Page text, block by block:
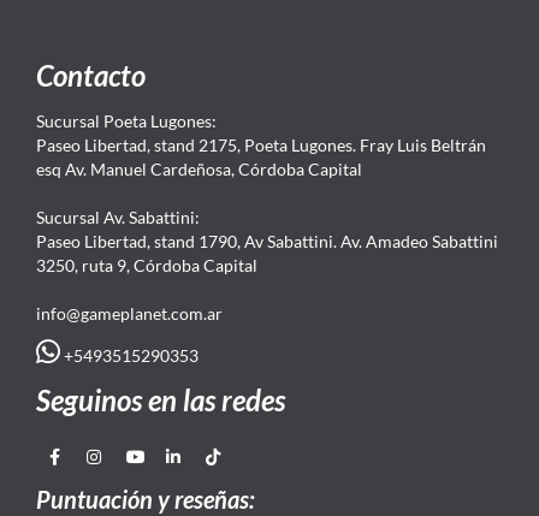
Contacto
Sucursal Poeta Lugones:
Paseo Libertad, stand 2175, Poeta Lugones. Fray Luis Beltrán
esq Av. Manuel Cardeñosa, Córdoba Capital
Sucursal Av. Sabattini:
Paseo Libertad, stand 1790, Av Sabattini. Av. Amadeo Sabattini
3250, ruta 9, Córdoba Capital
info@gameplanet.com.ar
+5493515290353
Seguinos en las redes
Puntuación y reseñas: